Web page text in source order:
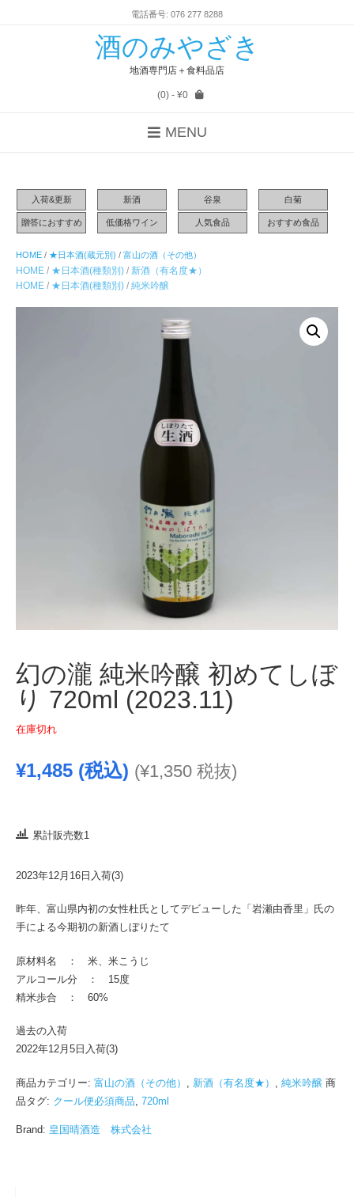
電話番号: 076 277 8288
酒のみやざき
地酒専門店＋食料品店
(0)- ¥0
MENU
入荷&更新 新酒 谷泉 白菊
贈答におすすめ 低価格ワイン 人気食品 おすすめ食品
HOME / ★日本酒(蔵元別) / 富山の酒（その他）
HOME / ★日本酒(種類別) / 新酒（有名度★）
HOME / ★日本酒(種類別) / 純米吟醸
幻の瀧 純米吟醸 初めてしぼ
り 720ml (2023.11)
在庫切れ
¥1,485 (税込) (¥1,350 税抜)
累計販売数1
2023年12月16日入荷(3)
昨年、富山県内初の女性杜氏としてデビューした「岩瀬由香里」氏の
手による今期初の新酒しぼりたて
原材料名 ： 米、米こうじ
アルコール分 ： 15度
精米歩合 ： 60%
過去の入荷
2022年12月5日入荷(3)
商品カテゴリー: 富山の酒（その他） 新酒（有名度★） 純米吟醸 商
品タグ: クール便必須商品 720ml
Brand: 皇国晴酒造 株式会社